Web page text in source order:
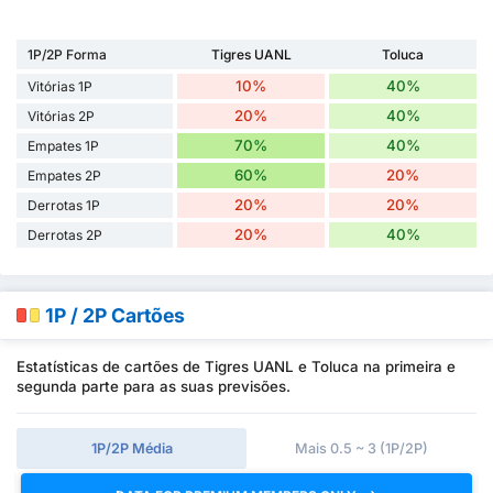
1P/2P Forma Tigres UANL
Toluca
Vitórias 1P
10% 40%
Vitórias 2P 20% 40%
Empates 1P 70% 40%
Empates 2P 60% 20%
Derrotas 1P 20% 20%
Derrotas 2P 20% 40%
1P / 2P Cartões
Estatísticas de cartões de Tigres UANL e Toluca na primeira e
segunda parte para as suas previsões.
1P/2P Média Mais 0.5 ~ 3 (1P/2P)